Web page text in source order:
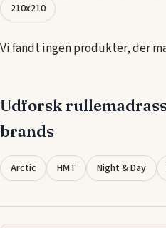
210x210
Vi fandt ingen produkter, der
Udforsk
brands
Arctic HMT Night & Day